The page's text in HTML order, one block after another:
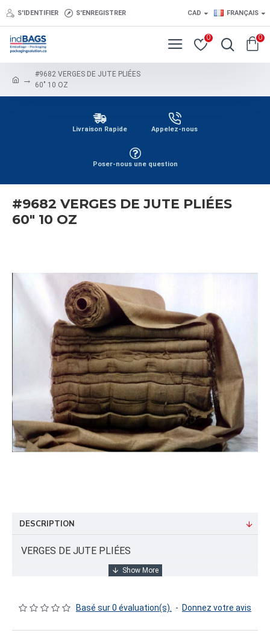
S'IDENTIFIER S'ENREGISTRER CAD FRANÇAIS
0 0
#9682 VERGES DE JUTE PLIÉES
60" 10 OZ
Livraison Rapide Appelez-nous
Poser-nous une question
#9682 VERGES DE JUTE PLIÉES
60" 10 OZ
DESCRIPTION
VERGES DE JUTE PLIÉES
INFORMATION PRODUIT
Basé sur 0 évaluation(s). - Donnez votre avis